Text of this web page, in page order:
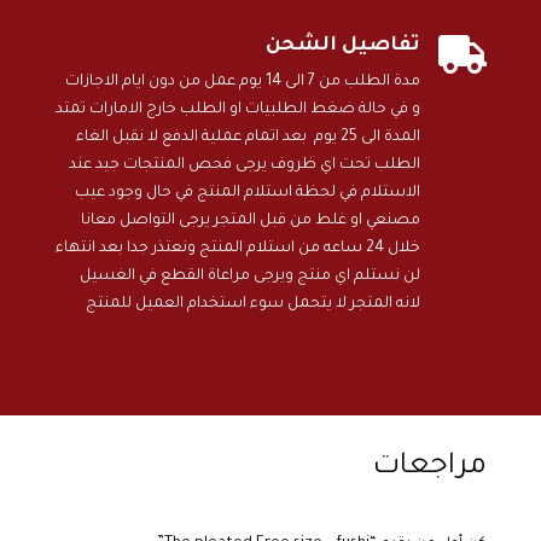
 تفاصيل الشحن
مدة الطلب من 7 الى 14 يوم عمل من دون ايام الاجازات
و في حالة ضغط الطلبيات او الطلب خارج الامارات تمتد
المدة الى 25 يوم بعد اتمام عملية الدفع لا نقبل الغاء
الطلب تحت اي ظروف يرجى فحص المنتجات جيد عند
الاستلام في لحظة استلام المنتج في حال وجود عيب
مصنعي او غلط من قبل المتجر يرجى التواصل معانا
خلال 24 ساعه من استلام المنتج ونعتذر جدا بعد انتهاء
لن نستلم اي منتج ويرجى مراعاة القطع في الغسيل
لانه المتجر لا يتحمل سوء استخدام العميل للمنتج
مراجعات